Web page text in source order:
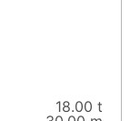
18.00 t